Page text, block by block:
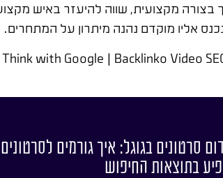
מקצועית, שווה להיעזר באיש
אליו מוקדם נהנה מיתרון על המתחרים.
with Google | Backlinko Video
סרטונים בגוגל: איך גורמים לסרטונים
בתוצאות החיפוש